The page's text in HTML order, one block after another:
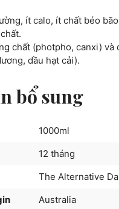
ít calo, ít chất béo
chất (photpho, canxi) và
dầu hạt cải).
bổ sung
1000ml
12 tháng
The Alternative
Australia